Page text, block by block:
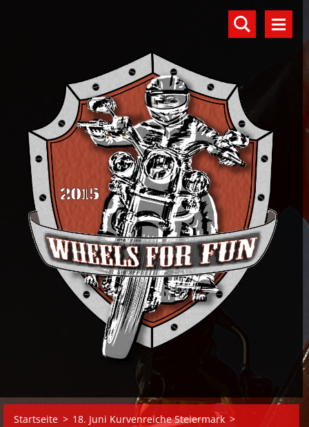
Startseite > 18. Juni Kurvenreiche Steiermark >